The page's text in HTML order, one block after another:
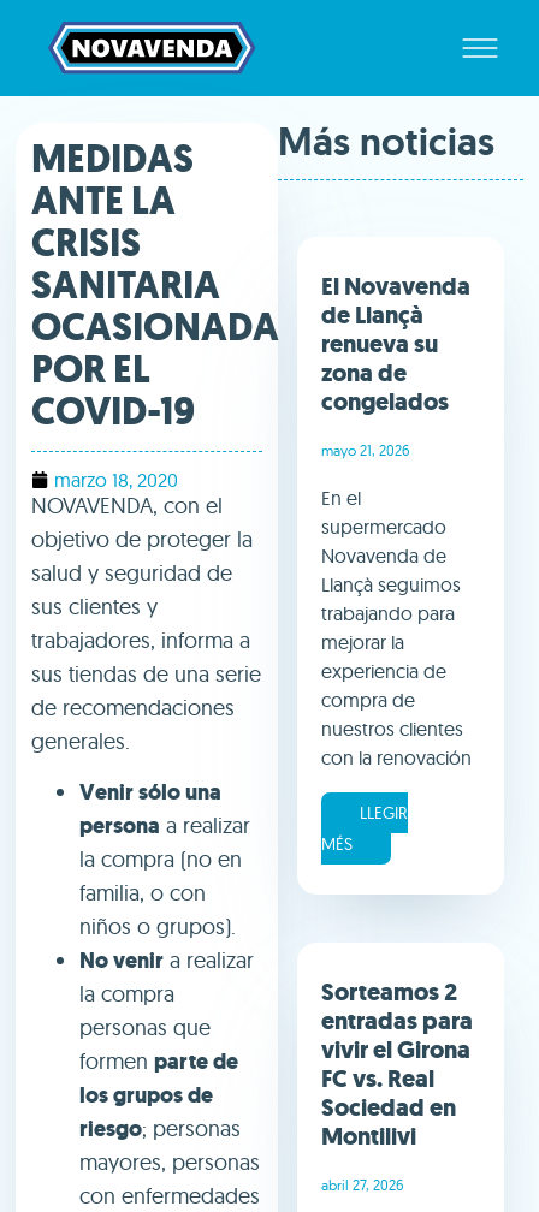
MEDIDAS
ANTE LA
CRISIS
SANITARIA
OCASIONADA
POR EL
COVID-19
marzo 18, 2020
NOVAVENDA, con el
objetivo de proteger la
salud y seguridad de
sus clientes y
trabajadores, informa a
sus tiendas de una serie
de recomendaciones
generales.
Venir sólo una
persona a realizar
la compra (no en
familia, o con
niños o grupos).
No venir a realizar
la compra
personas que
formenparte de
los grupos de
riesgo; personas
mayores, personas
con enfermedades
Más noticias
El Novavenda
de Llançà
renueva su
zona de
congelados
mayo 21, 2026
En el
supermercado
Novavenda de
Llançà seguimos
trabajando para
mejorar la
experiencia de
compra de
nuestros clientes
con la renovación
LLEGIR
MÉS
Sorteamos 2
entradas para
vivir el Girona
FC vs. Real
Sociedad en
Montilivi
abril 27, 2026